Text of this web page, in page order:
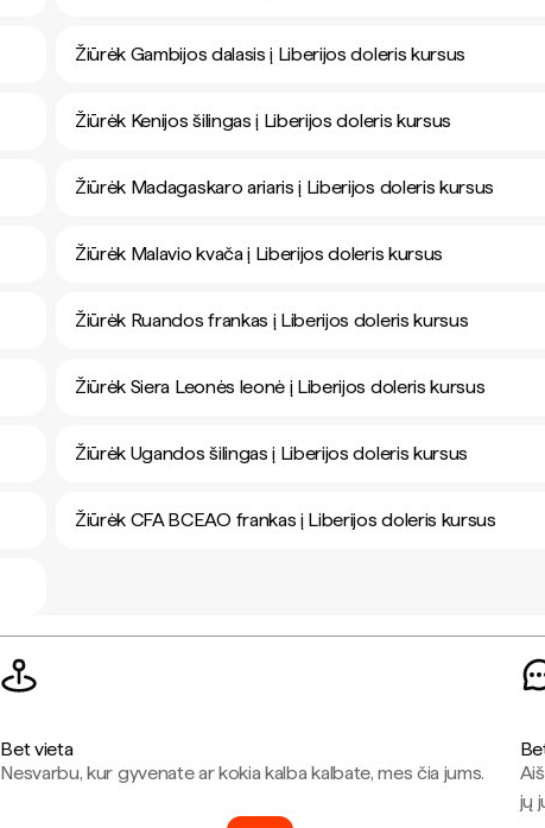
Žiūrėk Gambijos dalasis į Liberijos doleris kursus
Žiūrėk Kenijos šilingas į Liberijos doleris kursus
Žiūrėk Madagaskaro ariaris į Liberijos doleris kursus
Žiūrėk Malavio kvača į Liberijos doleris kursus
Žiūrėk Ruandos frankas į Liberijos doleris kursus
Žiūrėk Siera Leonės leonė į Liberijos doleris kursus
Žiūrėk Ugandos šilingas į Liberijos doleris kursus
Žiūrėk CFA BCEAO frankas į Liberijos doleris kursus
Bet vieta
Nesvarbu, kur gyvenate ar kokia kalba kalbate, mes čia jums.
jų